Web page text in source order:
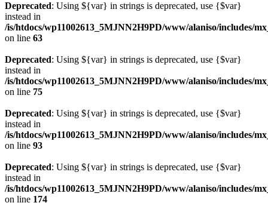
Deprecated: Using ${var} in strings is deprecated, use {$var}
instead in
/is/htdocs/wp11002613_5MJNN2H9PD/www/alaniso/includes/
on line 63
Deprecated: Using ${var} in strings is deprecated, use {$var}
instead in
/is/htdocs/wp11002613_5MJNN2H9PD/www/alaniso/includes/
on line 75
Deprecated: Using ${var} in strings is deprecated, use {$var}
instead in
/is/htdocs/wp11002613_5MJNN2H9PD/www/alaniso/includes/
on line 93
Deprecated: Using ${var} in strings is deprecated, use {$var}
instead in
/is/htdocs/wp11002613_5MJNN2H9PD/www/alaniso/includes/
on line 174